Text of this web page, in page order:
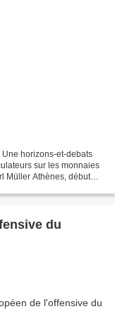
horizons-et-debats
sur les monnaies
Müller Athènes, début
du